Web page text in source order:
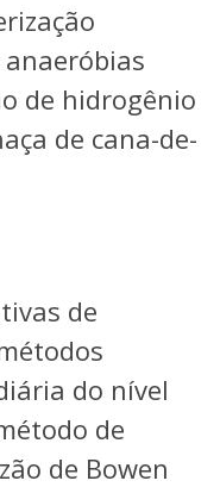
de hidrogênio
de cana-de-
de
do nível
de
de Bowen